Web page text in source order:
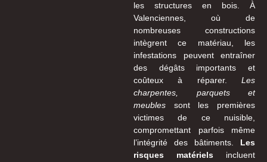
les structures en bois. À
Valenciennes, où de
nombreuses constructions
intègrent ce matériau, les
infestations peuvent entraîner
des dégâts importants et
coûteux à réparer. Les
charpentes, parquets et
meubles sont les premières
victimes de ce nuisible,
compromettant parfois même
l’intégrité des bâtiments. Les
risques matériels incluent